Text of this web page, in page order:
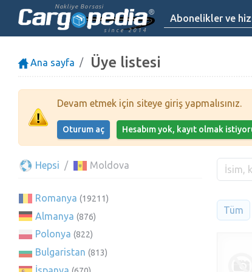
Nakliye Borsasi
since 2014
Abonelikler ve
Ana sayfa Üye listesi
Devam etmek için siteye giriş yapmalısınız.
Oturum aç Hesabım yok, kayıt olmak
Hepsi Moldova
Romanya (19211)
Almanya (876)
Polonya (822)
Bulgaristan (813)
Tüm